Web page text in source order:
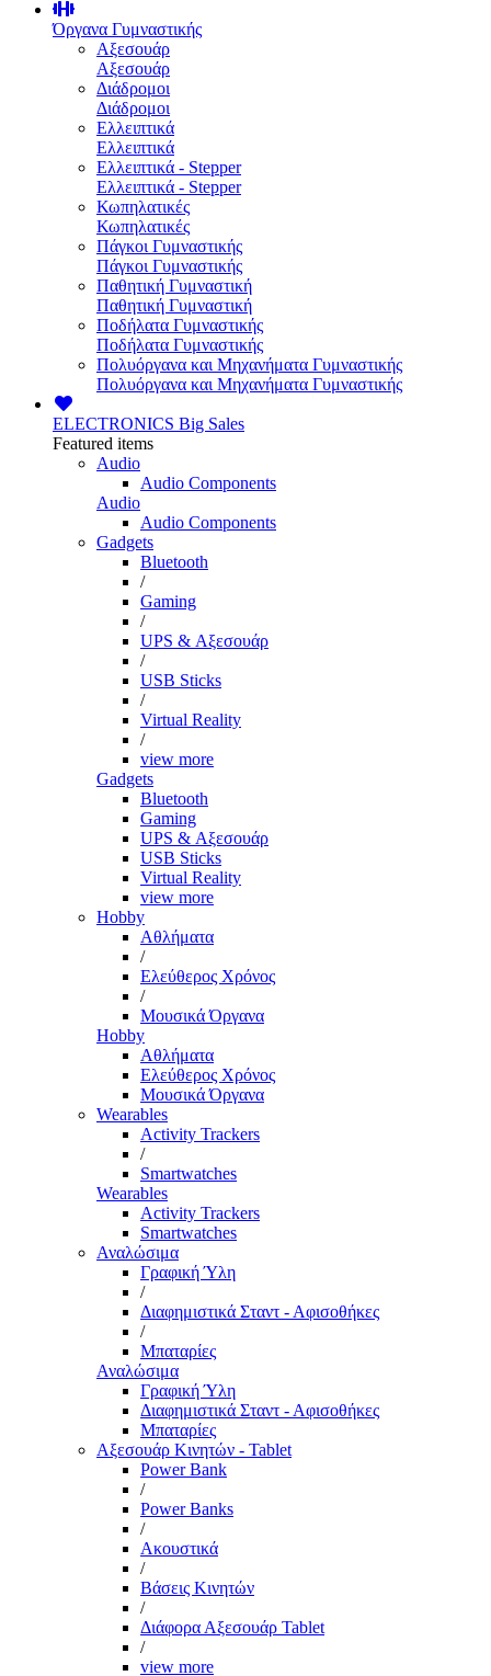
Όργανα Γυμναστικής
Αξεσουάρ
Αξεσουάρ
Διάδρομοι
Διάδρομοι
Ελλειπτικά
Ελλειπτικά
Ελλειπτικά - Stepper
Ελλειπτικά - Stepper
Κωπηλατικές
Κωπηλατικές
Πάγκοι Γυμναστικής
Πάγκοι Γυμναστικής
Παθητική Γυμναστική
Παθητική Γυμναστική
Ποδήλατα Γυμναστικής
Ποδήλατα Γυμναστικής
Πολυόργανα και Μηχανήματα Γυμναστικής
Πολυόργανα και Μηχανήματα Γυμναστικής
ELECTRONICS Big Sales
Featured items
Audio
Audio Components
Audio
Audio Components
Gadgets
Bluetooth
/
Gaming
/
UPS & Αξεσουάρ
/
USB Sticks
/
Virtual Reality
/
view more
Gadgets
Bluetooth
Gaming
UPS & Αξεσουάρ
USB Sticks
Virtual Reality
view more
Hobby
Αθλήματα
/
Ελεύθερος Χρόνος
/
Μουσικά Όργανα
Hobby
Αθλήματα
Ελεύθερος Χρόνος
Μουσικά Όργανα
Wearables
Activity Trackers
/
Smartwatches
Wearables
Activity Trackers
Smartwatches
Αναλώσιμα
Γραφική Ύλη
/
Διαφημιστικά Σταντ - Αφισοθήκες
/
Μπαταρίες
Αναλώσιμα
Γραφική Ύλη
Διαφημιστικά Σταντ - Αφισοθήκες
Μπαταρίες
Αξεσουάρ Κινητών - Tablet
Power Bank
/
Power Banks
/
Ακουστικά
/
Βάσεις Κινητών
/
Διάφορα Αξεσουάρ Tablet
/
view more